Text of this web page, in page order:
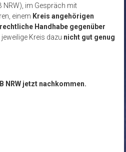
NRW), im Gespräch mit
einem Kreis angehörigen
Handhabe gegenüber
Kreis dazu nicht gut genug
NRW jetzt nachkommen.